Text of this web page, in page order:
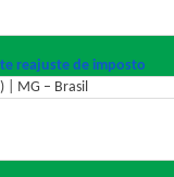
reajuste de imposto
| MG – Brasil